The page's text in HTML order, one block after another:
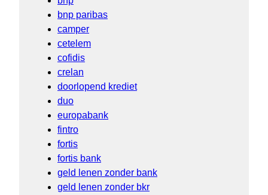
bnp paribas
camper
cetelem
cofidis
crelan
doorlopend krediet
duo
europabank
fintro
fortis
fortis bank
geld lenen zonder bank
geld lenen zonder bkr